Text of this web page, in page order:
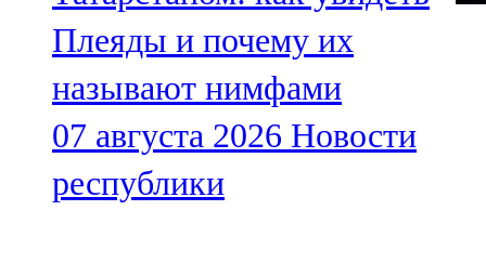
Плеяды и почему их
называют нимфами
07 августа 2026 Новости
республики